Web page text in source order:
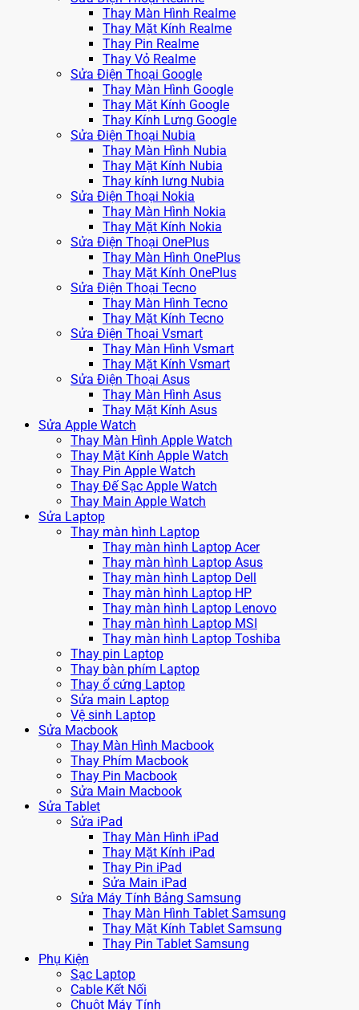
Thay Màn Hình Realme
Thay Mặt Kính Realme
Thay Pin Realme
Thay Vỏ Realme
Sửa Điện Thoại Google
Thay Màn Hình Google
Thay Mặt Kính Google
Thay Kính Lưng Google
Sửa Điện Thoại Nubia
Thay Màn Hình Nubia
Thay Mặt Kính Nubia
Thay kính lưng Nubia
Sửa Điện Thoại Nokia
Thay Màn Hình Nokia
Thay Mặt Kính Nokia
Sửa Điện Thoại OnePlus
Thay Màn Hình OnePlus
Thay Mặt Kính OnePlus
Sửa Điện Thoại Tecno
Thay Màn Hình Tecno
Thay Mặt Kính Tecno
Sửa Điện Thoại Vsmart
Thay Màn Hình Vsmart
Thay Mặt Kính Vsmart
Sửa Điện Thoại Asus
Thay Màn Hình Asus
Thay Mặt Kính Asus
Sửa Apple Watch
Thay Màn Hình Apple Watch
Thay Mặt Kính Apple Watch
Thay Pin Apple Watch
Thay Đế Sạc Apple Watch
Thay Main Apple Watch
Sửa Laptop
Thay màn hình Laptop
Thay màn hình Laptop Acer
Thay màn hình Laptop Asus
Thay màn hình Laptop Dell
Thay màn hình Laptop HP
Thay màn hình Laptop Lenovo
Thay màn hình Laptop MSI
Thay màn hình Laptop Toshiba
Thay pin Laptop
Thay bàn phím Laptop
Thay ổ cứng Laptop
Sửa main Laptop
Vệ sinh Laptop
Sửa Macbook
Thay Màn Hình Macbook
Thay Phím Macbook
Thay Pin Macbook
Sửa Main Macbook
Sửa Tablet
Sửa iPad
Thay Màn Hình iPad
Thay Mặt Kính iPad
Thay Pin iPad
Sửa Main iPad
Sửa Máy Tính Bảng Samsung
Thay Màn Hình Tablet Samsung
Thay Mặt Kính Tablet Samsung
Thay Pin Tablet Samsung
Phụ Kiện
Sạc Laptop
Cable Kết Nối
Chuột Máy Tính